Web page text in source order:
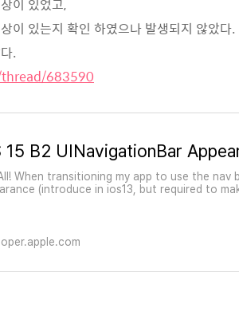
이 있었고,
이 있는지 확인 하였으나 발생되지 않았다.
.
683590
When transitioning my app to use the nav
(introduce in ios13, but required to